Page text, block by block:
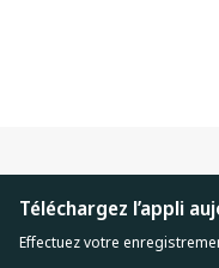
Téléchargez l’appli
Effectuez votre